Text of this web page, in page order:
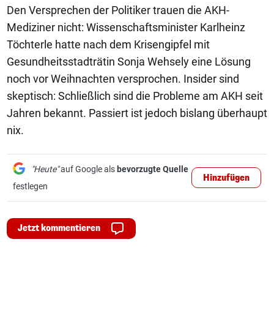
Den Versprechen der Politiker trauen die AKH-
Mediziner nicht: Wissenschaftsminister Karlheinz
Töchterle hatte nach dem Krisengipfel mit
Gesundheitsstadträtin Sonja Wehsely eine Lösung
noch vor Weihnachten versprochen. Insider sind
skeptisch: Schließlich sind die Probleme am AKH seit
Jahren bekannt. Passiert ist jedoch bislang überhaupt
nix.
"Heute"auf Google als bevorzugte Quelle
festlegen
Hinzufügen
Jetzt kommentieren